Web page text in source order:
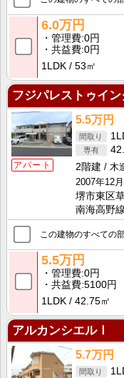
6.0万円
管理費 0円
共益費 0円
1LDK
53㎡
フジパレストゥイ
アパート
5.5万円
2階建
木
2007年12月
堺市東区
南海高野
この建物のすべての
5.5万円
管理費 0円
共益費 5100円
1LDK
42.75㎡
アルカンシエルⅠ
5.7万円